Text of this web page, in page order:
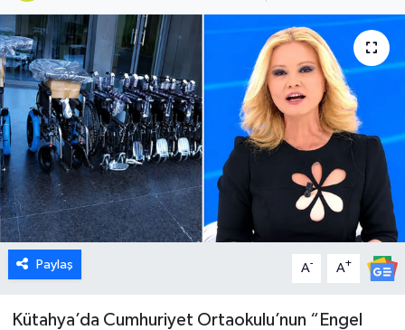
Paylaş A- A+
Kütahya’da Cumhuriyet Ortaokulu’nun “Engel
Ekonomi
Emet
Foto Galeri
Gediz
Genel
Gündem
Hisarcık